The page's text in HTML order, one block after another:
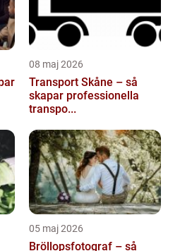
08 maj 2026
Transport Skåne – så
skapar professionella
transpo...
05 maj 2026
Bröllopsfotograf – så